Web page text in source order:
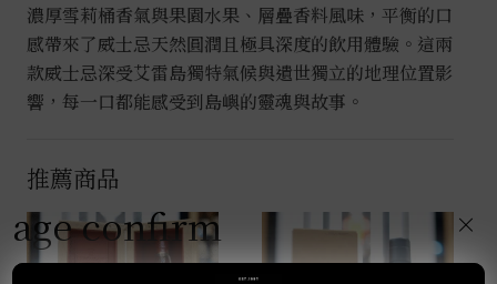
濃厚雪莉桶香氣與果園水果、層疊香料風味，平衡的口
感帶來了威士忌天然圓潤且極具深度的飲用體驗。這兩
款威士忌深受艾雷島獨特氣候與遺世獨立的地理位置影
響，每一口都能感受到島嶼的靈魂與故事。
推薦商品
age confirm ×